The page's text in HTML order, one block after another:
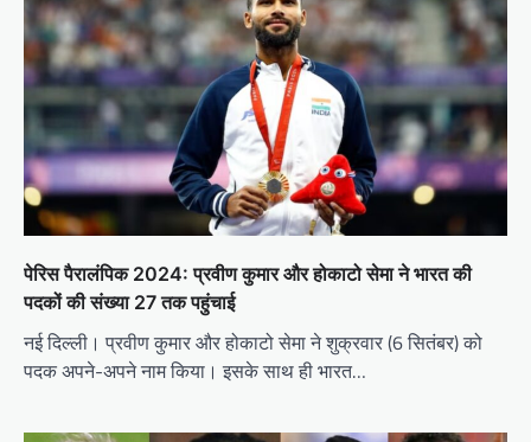
पेरिस पैरालंपिक 2024: प्रवीण कुमार और होकाटो सेमा ने भारत की
पदकों की संख्या 27 तक पहुंचाई
नई दिल्ली। प्रवीण कुमार और होकाटो सेमा ने शुक्रवार (6 सितंबर) को
पदक अपने-अपने नाम किया। इसके साथ ही भारत…